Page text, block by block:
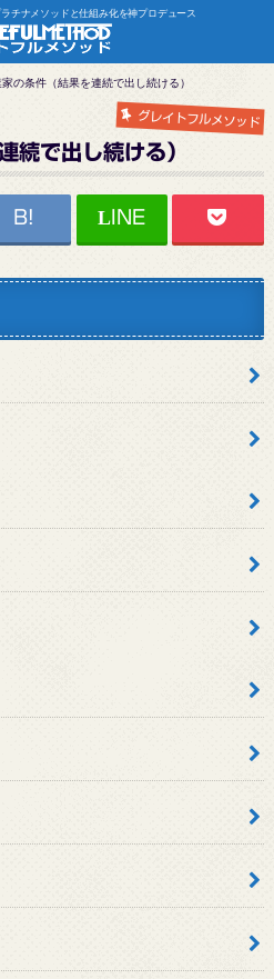
チナメソッドと仕組み化を神プロデュース
の条件（結果を連続で出し続ける）
グレイトフルメソッド
続で出し続ける）